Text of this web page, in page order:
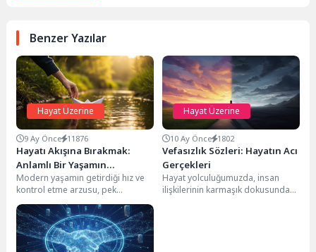
Benzer Yazılar
Hayat Üzerine
9 Ay Önce 11876
Hayatı Akışına Bırakmak:
Anlamlı Bir Yaşamın
Anahtarları
Modern yaşamın getirdiği hız ve
kontrol etme arzusu, pek
çoğumuzu sürekli bir mücadele
haline sokabiliyor....
Hayat Üzerine
10 Ay Önce 1802
Vefasızlık Sözleri: Hayatın Acı
Gerçekleri
Hayat yolculuğumuzda, insan
ilişkilerinin karmaşık dokusunda